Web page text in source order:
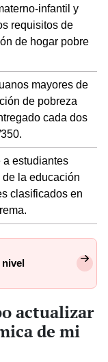
infantil y
requisitos de
de hogar pobre
mayores de
de pobreza
cada dos
a estudiantes
la educación
clasificados en
nivel
actualizar
de mi